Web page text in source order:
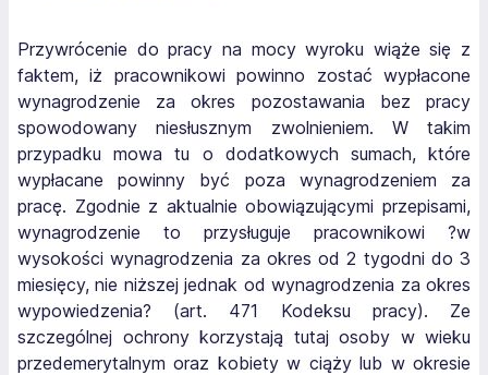
Przywrócenie do pracy na mocy wyroku wiąże się z
faktem, iż pracownikowi powinno zostać wypłacone
wynagrodzenie za okres pozostawania bez pracy
spowodowany niesłusznym zwolnieniem. W takim
przypadku mowa tu o dodatkowych sumach, które
wypłacane powinny być poza wynagrodzeniem za
pracę. Zgodnie z aktualnie obowiązującymi przepisami,
wynagrodzenie to przysługuje pracownikowi ?w
wysokości wynagrodzenia za okres od 2 tygodni do 3
miesięcy, nie niższej jednak od wynagrodzenia za okres
wypowiedzenia? (art. 471 Kodeksu pracy). Ze
szczególnej ochrony korzystają tutaj osoby w wieku
przedemerytalnym oraz kobiety w ciąży lub w okresie